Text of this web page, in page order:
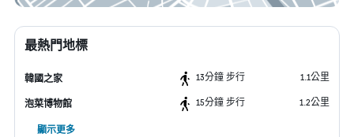
最熱門地標
韓國之家 13分鐘 步行 1.1公里
泡菜博物館 15分鐘 步行 1.2公里
顯示更多